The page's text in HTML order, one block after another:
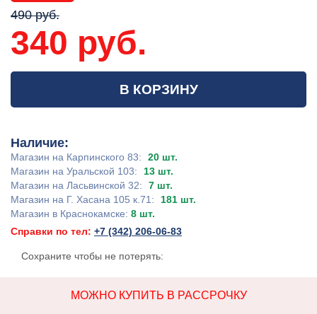
490 руб.
340 руб.
В КОРЗИНУ
Наличие:
Магазин на Карпинского 83:
20 шт.
Магазин на Уральской 103:
13 шт.
Магазин на Ласьвинской 32:
7 шт.
Магазин на Г. Хасана 105 к.71:
181 шт.
Магазин в Краснокамске: 8 шт.
Справки по тел: +7 (342) 206-06-83
Сохраните чтобы не потерять:
МОЖНО КУПИТЬ В РАССРОЧКУ